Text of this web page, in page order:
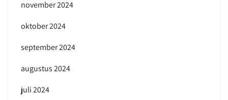
november 2024
oktober 2024
september 2024
augustus 2024
juli 2024